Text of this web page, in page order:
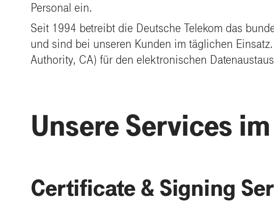
Personal ein.
Seit 1994 betreibt die Deutsche Telekom das
und sind bei unseren Kunden im täglichen
Authority, CA) für den elektronischen
Unsere Services
Certificate & Signing